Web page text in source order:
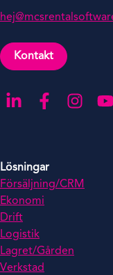
Kontakt
Gå till LinkedIn
Gå till Facebook
Gå till Gå
Lösningar
Försäljning/CRM
Ekonomi
Drift
Logistik
Lagret/Gården
Verkstad